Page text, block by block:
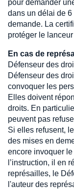
pour demander
dans un délai de
demande. La
protéger le
En cas de
Défenseur des
Défenseur des
convoquer les
Elles doivent
droits. En
peuvent pas
Si elles refusent,
des mises en
encore invoquer le
l’instruction, il en
représailles, le
l'auteur des